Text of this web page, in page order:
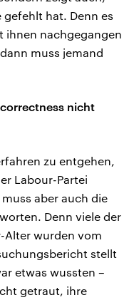
gefehlt hat. Denn es
ihnen nachgegangen
muss jemand
nicht
zu entgehen,
Labour-Partei
aber auch die
Denn viele der
Alter wurden vom
stellt
etwas wussten –
getraut, ihre